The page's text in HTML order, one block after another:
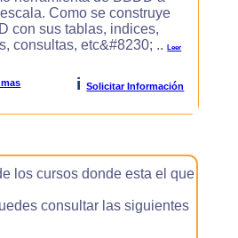
Como se construye
con sus tablas, indices,
consultas, etc&#8230; ..Leer
mas i Solicitar Información
los cursos donde esta el que
consultar las siguientes